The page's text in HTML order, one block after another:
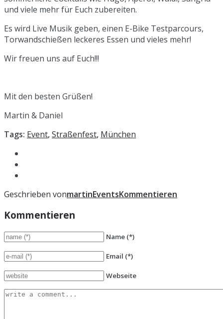
und viele mehr für Euch zubereiten.
Es wird Live Musik geben, einen E-Bike Testparcours,
Torwandschießen leckeres Essen und vieles mehr!
Wir freuen uns auf Euch!!!
Mit den besten Grüßen!
Martin & Daniel
Tags: Event,Straßenfest, München
Geschrieben vonmartinEventsKommentieren
Kommentieren
Name (*)
Email (*)
Webseite